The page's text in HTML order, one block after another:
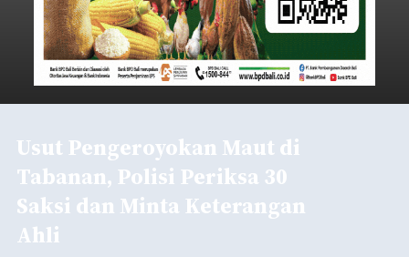
Usut Pengeroyokan Maut di
Tabanan, Polisi Periksa 30
Saksi dan Minta Keterangan
Ahli